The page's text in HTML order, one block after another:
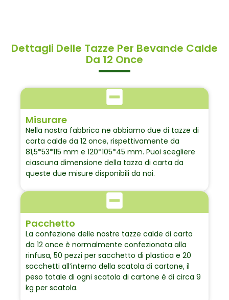
Dettagli Delle Tazze Per Bevande Calde
Da 12 Once
Misurare
Nella nostra fabbrica ne abbiamo due di tazze di
carta calde da 12 once, rispettivamente da
81,5*53*115 mm e 120*105*45 mm. Puoi scegliere
ciascuna dimensione della tazza di carta da
queste due misure disponibili da noi.
Pacchetto
La confezione delle nostre tazze calde di carta
da 12 once è normalmente confezionata alla
rinfusa, 50 pezzi per sacchetto di plastica e 20
sacchetti all’interno della scatola di cartone, il
peso totale di ogni scatola di cartone è di circa 9
kg per scatola.